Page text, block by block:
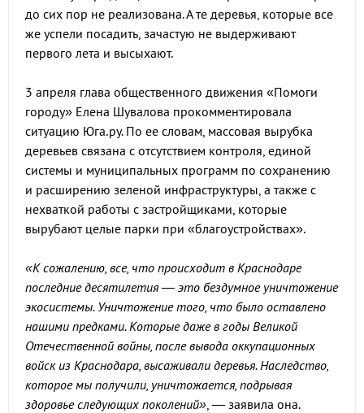
до сих пор не реализована. А те деревья, которые все
же успели посадить, зачастую не выдерживают
первого лета и высыхают.
3 апреля глава общественного движения «Помоги
городу» Елена Шувалова прокомментировала
ситуацию Юга.ру. По ее словам, массовая вырубка
деревьев связана с отсутствием контроля, единой
системы и муниципальных программ по сохранению
и расширению зеленой инфраструктуры, а также с
нехваткой работы с застройщиками, которые
вырубают целые парки при «благоустройствах».
«К сожалению, все, что происходит в Краснодаре
последние десятилетия — это бездумное уничтожение
экосистемы. Уничтожение того, что было оставлено
нашими предками. Которые даже в годы Великой
Отечественной войны, после вывода оккупационных
войск из Краснодара, высаживали деревья. Наследство,
которое мы получили, уничтожается, подрывая
здоровье следующих поколений», — заявила она.